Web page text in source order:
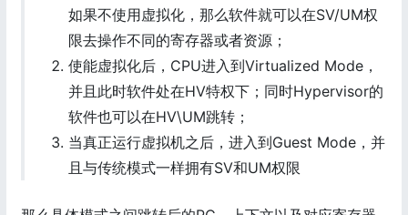
如果不使用虚拟化，那么软件就可以在SV/UM权
限去操作不同的寄存器或者资源；
使能虚拟化后，CPU进入到Virtualized Mode，
并且此时软件处在HV特权下；同时Hypervisor的
软件也可以在HV\UM跳转；
当真正运行虚拟机之后，进入到Guest Mode，并
且与传统模式一样拥有SV和UM权限